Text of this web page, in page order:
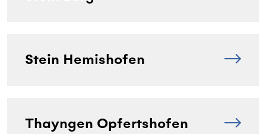
Stein Hemishofen
Thayngen Opfertshofen